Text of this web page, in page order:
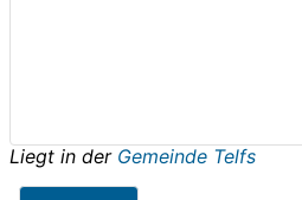
Liegt in der Gemeinde Telfs